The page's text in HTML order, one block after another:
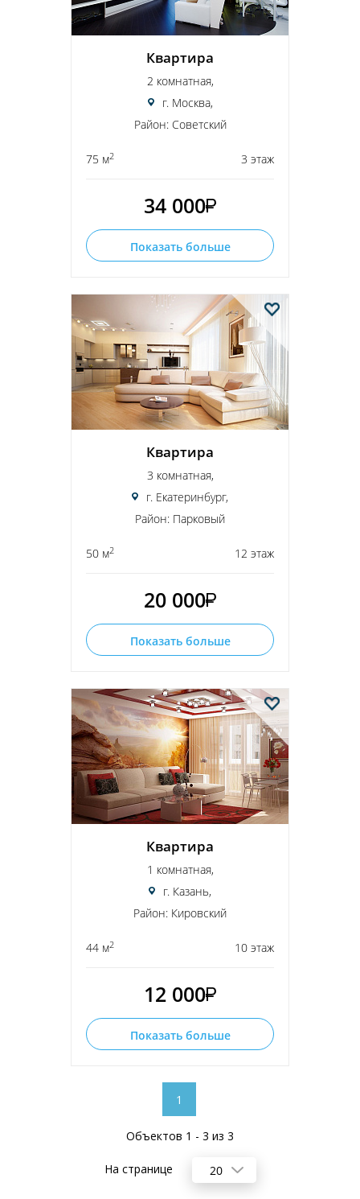
Квартира
2 комнатная,
г. Москва,
Район: Советский
75 м2 3 этаж
34 000
Показать больше
Квартира
3 комнатная,
г. Екатеринбург,
Район: Парковый
50 м2 12 этаж
20 000
Показать больше
Квартира
1 комнатная,
г. Казань,
Район: Кировский
44 м2 10 этаж
12 000
Показать больше
1
Объектов 1 - 3 из 3
На странице 20